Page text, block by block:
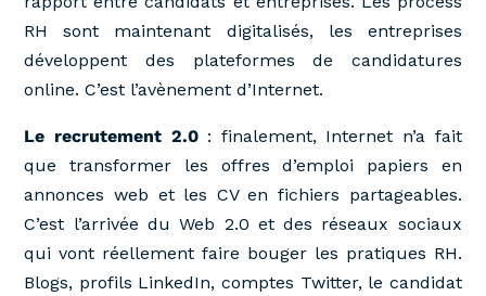
RH sont maintenant digitalisés, les entreprises
développent des plateformes de candidatures
online. C’est l’avènement d’Internet.
Le recrutement 2.0: finalement, Internet n’a fait
que transformer les offres d’emploi papiers en
annonces web et les CV en fichiers partageables.
C’est l’arrivée du Web 2.0 et des réseaux sociaux
qui vont réellement faire bouger les pratiques RH.
Blogs, profils LinkedIn, comptes Twitter, le candidat